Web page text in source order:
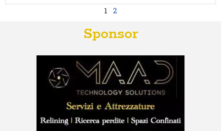
1 2
Sponsor